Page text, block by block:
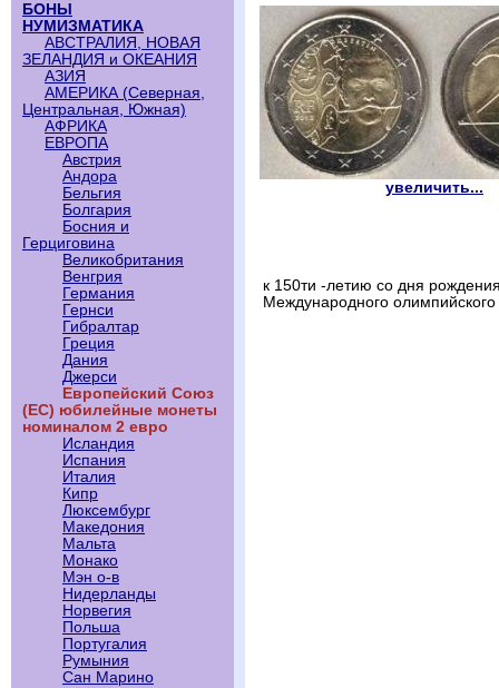
БОНЫ
НУМИЗМАТИКА
АВСТРАЛИЯ, НОВАЯ
ЗЕЛАНДИЯ и ОКЕАНИЯ
АЗИЯ
АМЕРИКА (Северная,
Центральная, Южная)
АФРИКА
ЕВРОПА
Австрия
Андора
Бельгия
Болгария
Босния и
Герциговина
Великобритания
Венгрия
Германия
Гернси
Гибралтар
Греция
Дания
Джерси
Европейский Союз
(ЕС) юбилейные монеты
номиналом 2 евро
Исландия
Испания
Италия
Кипр
Люксембург
Македония
Мальта
Монако
Мэн о-в
Нидерланды
Норвегия
Польша
Португалия
Румыния
Сан Марино
увеличить...
к 150ти -летию со дня
Международного олимпийского